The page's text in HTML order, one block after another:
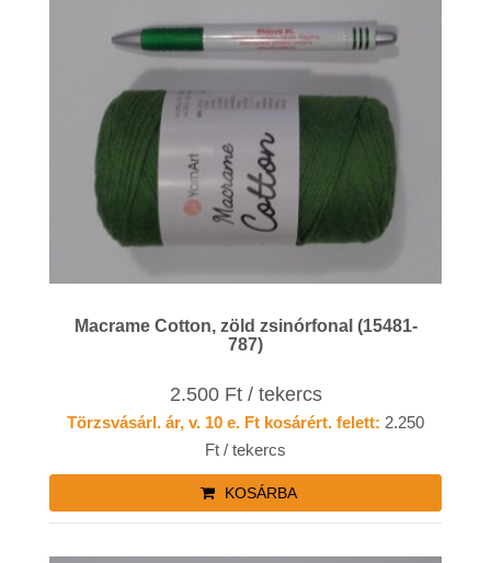
Macrame Cotton, zöld zsinórfonal (15481-
787)
2.500 Ft / tekercs
Törzsvásárl. ár, v. 10 e. Ft kosárért. felett: 2.250
Ft / tekercs
KOSÁRBA